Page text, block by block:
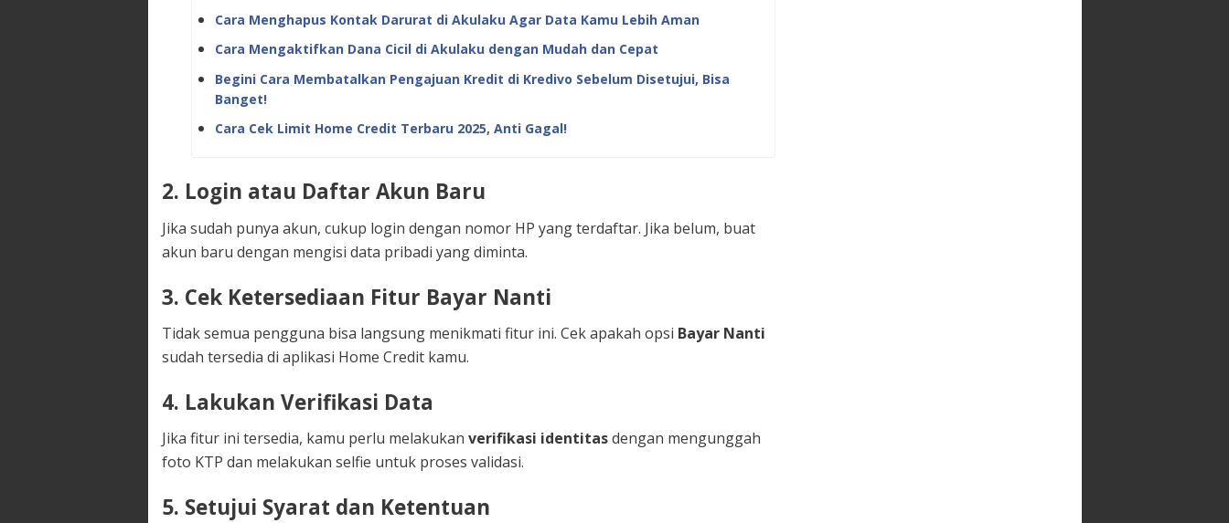
Cara Menghapus Kontak Darurat di Akulaku Agar Data Kamu Lebih Aman
Cara Mengaktifkan Dana Cicil di Akulaku dengan Mudah dan Cepat
Begini Cara Membatalkan Pengajuan Kredit di Kredivo Sebelum Disetujui, Bisa
Banget!
Cara Cek Limit Home Credit Terbaru 2025, Anti Gagal!
2. Login atau Daftar Akun Baru
Jika sudah punya akun, cukup login dengan nomor HP yang terdaftar. Jika belum, buat
akun baru dengan mengisi data pribadi yang diminta.
3. Cek Ketersediaan Fitur Bayar Nanti
Tidak semua pengguna bisa langsung menikmati fitur ini. Cek apakah opsi Bayar Nanti
sudah tersedia di aplikasi Home Credit kamu.
4. Lakukan Verifikasi Data
Jika fitur ini tersedia, kamu perlu melakukan verifikasi identitasdengan mengunggah
foto KTP dan melakukan selfie untuk proses validasi.
5. Setujui Syarat dan Ketentuan